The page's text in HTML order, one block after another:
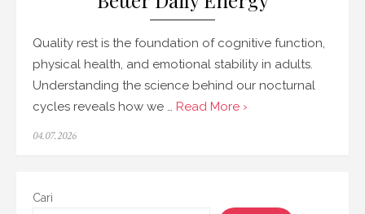
Quality rest is the foundation of cognitive function,
physical health, and emotional stability in adults.
Understanding the science behind our nocturnal
cycles reveals how we … Read More ›
Posted
04.07.2026
Cari